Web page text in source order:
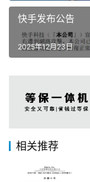
快手发布公告
2025年12月23日
相关推荐